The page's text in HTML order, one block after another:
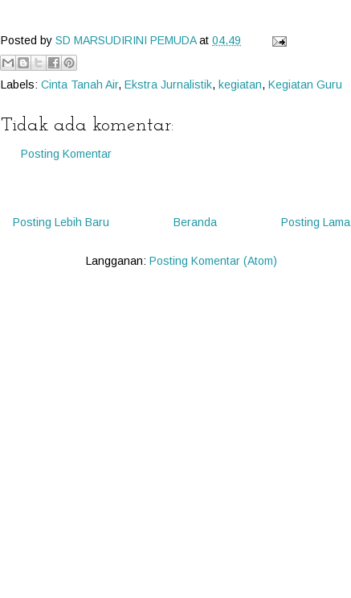
Posted by SD MARSUDIRINI PEMUDA at 04.49
Labels: Cinta Tanah Air, Ekstra Jurnalistik, kegiatan, Kegiatan Guru
Tidak ada komentar:
Posting Komentar
Posting Lebih Baru Posting Lama
Beranda
Langganan: Posting Komentar (Atom)